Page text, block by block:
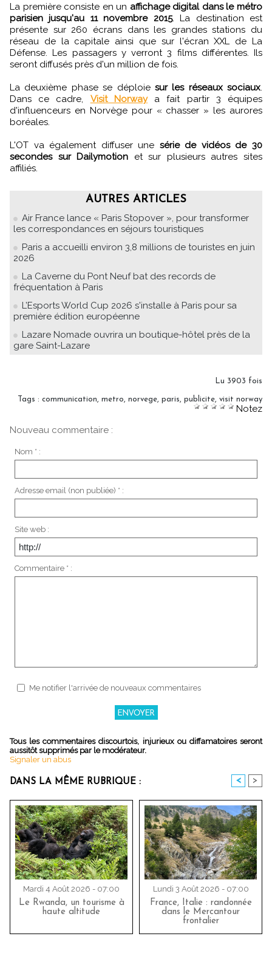
La première consiste en un affichage digital dans le métro
parisien jusqu'au 11 novembre 2015. La destination est
présente sur 260 écrans dans les grandes stations du
réseau de la capitale ainsi que sur l'écran XXL de La
Défense. Les passagers y verront 3 films différentes. Ils
seront diffusés près d'un million de fois.
La deuxième phase se déploie sur les réseaux sociaux.
Dans ce cadre, Visit Norwaya fait partir 3 équipes
d'influenceurs en Norvège pour « chasser » les aurores
boréales.
L'OT va également diffuser une série de vidéos de 30
secondes sur Dailymotion et sur plusieurs autres sites
affiliés.
AUTRES ARTICLES
Air France lance « Paris Stopover », pour transformer
les correspondances en séjours touristiques
Paris a accueilli environ 3,8 millions de touristes en juin
2026
La Caverne du Pont Neuf bat des records de
fréquentation à Paris
L’Esports World Cup 2026 s'installe à Paris pour sa
première édition européenne
Lazare Nomade ouvrira un boutique-hôtel près de la
gare Saint-Lazare
Lu 3903 fois
Tags : communication, metro, norvege, paris, publicite, visit norway
Notez
Nouveau commentaire :
Nom * :
Adresse email (non publiée) * :
Site web :
Commentaire * :
Me notifier l'arrivée de nouveaux commentaires
Tous les commentaires discourtois, injurieux ou diffamatoires seront
aussitôt supprimés par le modérateur.
Signaler un abus
DANS LA MÊME RUBRIQUE : < >
Mardi 4 Août 2026 - 07:00
Le Rwanda, un tourisme à
haute altitude
Lundi 3 Août 2026 - 07:00
France, Italie : randonnée
dans le Mercantour
frontalier